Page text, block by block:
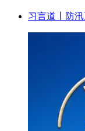
习言道丨防